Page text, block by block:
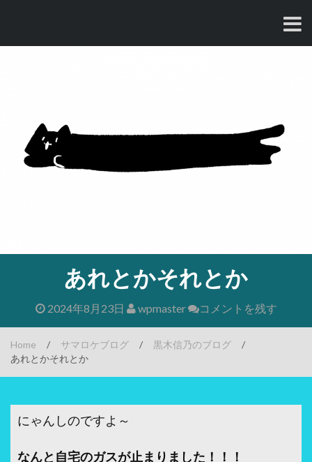
テ
あれとかそれとか
2024年8月23日 wpmaster コメントを残す
Home / サマロケブログ / 黒木信乃のブログ
/
あれとかそれとか
にゃんしのですよ～
なんと自宅のガスが止まりました！！！